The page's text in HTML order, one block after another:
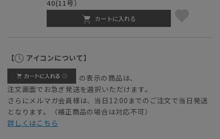
40(11号）
カートに入れる
【 アイコンについて】
の表示の商品は、
注文画面でお急ぎ発送を選択いただけます。
さらにメルマガ会員様は、当日12:00までのご注文で当日発送
となります。（補正商品の場合は対応不可）
詳しくはこちら